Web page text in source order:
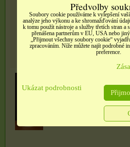
Předvolby
Soubory cookie používáme k vylepšení
analýze jeho výkonu a ke shromažďování
k tomu použít nástroje a služby třetích stran a
přenášena partnerům v EU, USA nebo
„Přijmout všechny soubory cookie“
zpracováním. Níže můžete najít podrobné
preference.
Ukázat podrobnosti